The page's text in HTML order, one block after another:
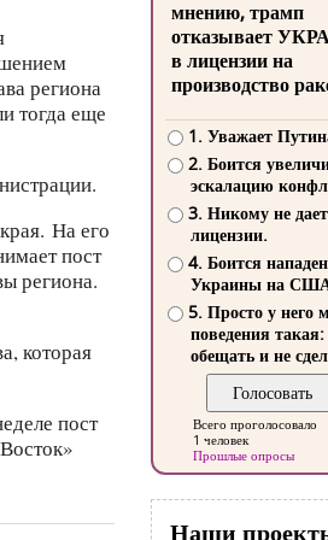
региона
тогда еще
На его
пост
региона.
которая
пост
мнению, трамп
отказывает
в лицензии на
производство
1. Уважает
2. Боится
эскалацию
3. Никому не
лицензии.
4. Боится
Украины на
5. Просто у него
поведения такая:
обещать и не
Всего проголосовало
1 человек
Прошлые опросы
Наши